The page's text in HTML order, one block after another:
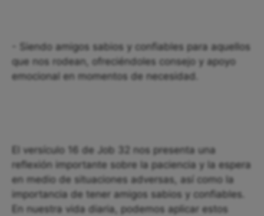
- Siendo amigos sabios y confiables para aquellos
que nos rodean, ofreciéndoles consejo y apoyo
emocional en momentos de necesidad.
El versículo 16 de Job 32 nos presenta una
reflexión importante sobre la paciencia y la espera
en medio de situaciones adversas, así como la
importancia de tener amigos sabios y confiables.
En nuestra vida diaria, podemos aplicar estos